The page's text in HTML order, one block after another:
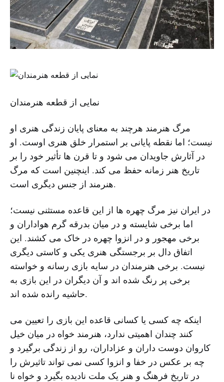
نمایی از قطعه هنرمندان
مرگ هنرمند هرچند به معنای پایان زندگی هنری او
نیست؛ اما نقطه پایانی بر استمرار خلق هنری اوست. او
در آثارش جاویدان می شود و تا قرن ها تأثیر خود را بر
تاریخ هنر زمانه حفظ می کند. اینچنین است که مرگ
هنرمند از جنس دیگری است.
در ایران نیز مرگ چهره ها از این قاعده مستثنی نیست؛
اما برخی شایسته و در میان بدرقه گرم هواداران و
برخی مهجور و در انزوا چهره در خاک می کشند. این
اتفاق دال بر برجستگی هنری یکی و کاستی دیگری
نیست. برخی هنرمندان در سایه بازی رسانه و خواسته
برخی پر رنگ شده اند و آن دیگران در این بازی به
حاشیه رانده شده اند.
اینکه چه کسی یا کسانی قاعده این بازی را تعیین می
کنند چندان اهمیتی ندارد، هنرمند خواه در میان خیل
کاروان دوست داران و عزاداران، رو از زندگی برگیرد و
چه بر عکس در خفا و انزوا کسی نمی تواند تاثیرش را
در تاریخ فرهنگ و هنر یک ملت نادیده بگیرد و خواه نا